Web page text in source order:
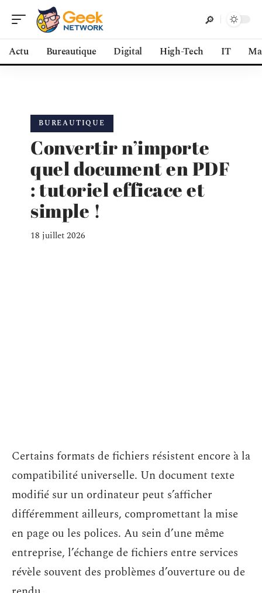
Actu Bureautique Digital High-Tech IT
BUREAUTIQUE
Convertir n’importe
quel document en PDF
: tutoriel efficace et
simple !
18 juillet 2026
Certains formats de fichiers résistent encore à la
compatibilité universelle. Un document texte
modifié sur un ordinateur peut s’afficher
différemment ailleurs, compromettant la mise
en page ou les polices. Au sein d’une même
entreprise, l’échange de fichiers entre services
révèle souvent des problèmes d’ouverture ou de